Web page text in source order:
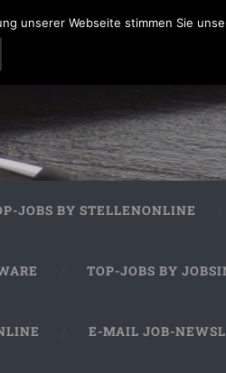
JOBS BY STELLENONLINE
TOP-JOBS BY
E-MAIL JOB-
unserer Webseite stimmen Sie